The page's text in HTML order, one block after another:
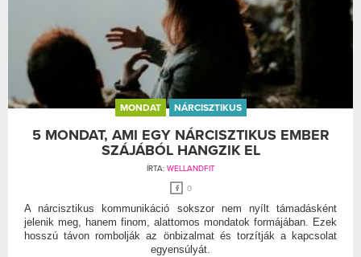
MONDAT NÁRCISZTIKUS
5 MONDAT, AMI EGY NÁRCISZTIKUS EMBER
SZÁJÁBÓL HANGZIK EL
ÍRTA: WELLANDFIT
0
A nárcisztikus kommunikáció sokszor nem nyílt támadásként
jelenik meg, hanem finom, alattomos mondatok formájában. Ezek
hosszú távon rombolják az önbizalmat és torzítják a kapcsolat
egyensúlyát.